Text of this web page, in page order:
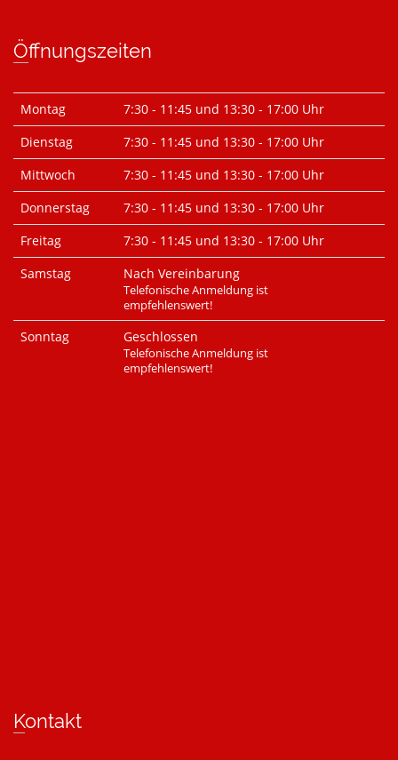
Öffnungszeiten
Montag
7:30 - 11:45 und 13:30 - 17:00 Uhr
Dienstag
7:30 - 11:45 und 13:30 - 17:00 Uhr
Mittwoch
7:30 - 11:45 und 13:30 - 17:00 Uhr
Donnerstag
7:30 - 11:45 und 13:30 - 17:00 Uhr
Freitag
7:30 - 11:45 und 13:30 - 17:00 Uhr
Samstag
Nach Vereinbarung
Telefonische Anmeldung ist
empfehlenswert!
Sonntag Geschlossen
Telefonische Anmeldung ist
empfehlenswert!
Kontakt